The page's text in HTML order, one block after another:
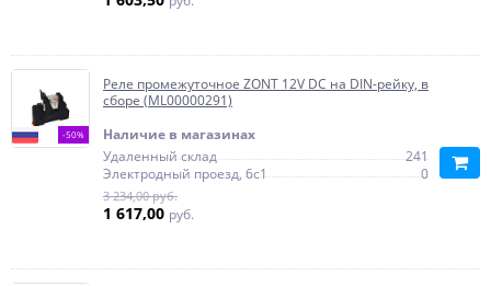
-50%
Реле промежуточное ZONT 12V DC на DIN-рейку, в
сборе (ML00000291)
Наличие в магазинах
Удаленный склад
241
Электродный проезд, 6с1
0
3 234,00 руб.
1 617,00 руб.